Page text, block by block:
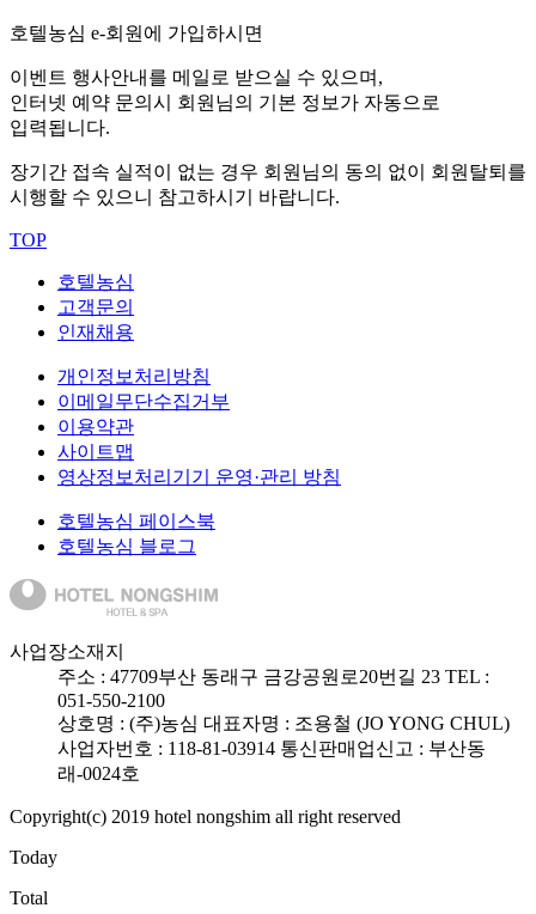
호텔농심 e-회원에 가입하시면
이벤트 행사안내를 메일로 받으실 수 있으며,
인터넷 예약 문의시 회원님의 기본 정보가 자동으로
입력됩니다.
장기간 접속 실적이 없는 경우 회원님의 동의 없이 회원탈퇴를
시행할 수 있으니 참고하시기 바랍니다.
TOP
호텔농심
고객문의
인재채용
개인정보처리방침
이메일무단수집거부
이용약관
사이트맵
영상정보처리기기 운영·관리 방침
호텔농심 페이스북
호텔농심 블로그
사업장소재지
주소 : 47709부산 동래구 금강공원로20번길 23 TEL :
051-550-2100
상호명 : (주)농심 대표자명 : 조용철 (JO YONG CHUL)
사업자번호 : 118-81-03914 통신판매업신고 : 부산동
래-0024호
Copyright(c) 2019 hotel nongshim all right reserved
Today
Total